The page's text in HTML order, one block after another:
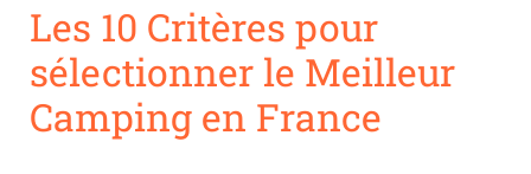
Les 10 Critères pour
sélectionner le Meilleur
Camping en France